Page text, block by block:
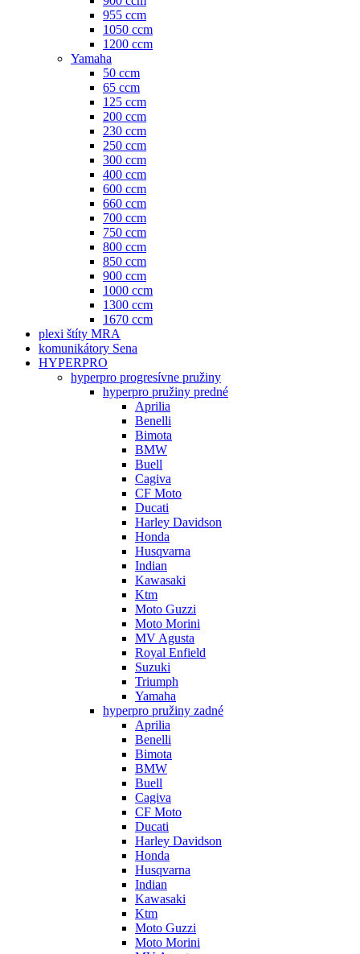
955 ccm
1050 ccm
1200 ccm
Yamaha
50 ccm
65 ccm
125 ccm
200 ccm
230 ccm
250 ccm
300 ccm
400 ccm
600 ccm
660 ccm
700 ccm
750 ccm
800 ccm
850 ccm
900 ccm
1000 ccm
1300 ccm
1670 ccm
plexi štíty MRA
komunikátory Sena
HYPERPRO
hyperpro progresívne pružiny
hyperpro pružiny predné
Aprilia
Benelli
Bimota
BMW
Buell
Cagiva
CF Moto
Ducati
Harley Davidson
Honda
Husqvarna
Indian
Kawasaki
Ktm
Moto Guzzi
Moto Morini
MV Agusta
Royal Enfield
Suzuki
Triumph
Yamaha
hyperpro pružiny zadné
Aprilia
Benelli
Bimota
BMW
Buell
Cagiva
CF Moto
Ducati
Harley Davidson
Honda
Husqvarna
Indian
Kawasaki
Ktm
Moto Guzzi
Moto Morini